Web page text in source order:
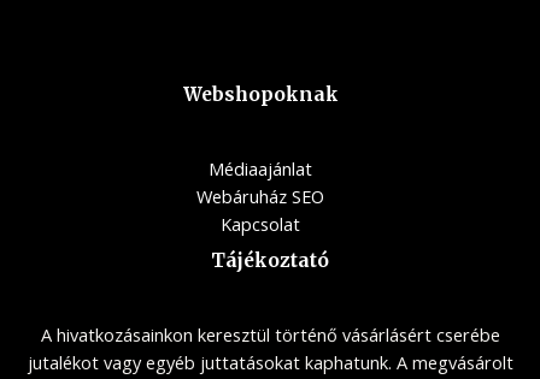
Webshopoknak
Médiaajánlat
Webáruház SEO
Kapcsolat
Tájékoztató
A hivatkozásainkon keresztül történő vásárlásért cserébe
jutalékot vagy egyéb juttatásokat kaphatunk. A megvásárolt